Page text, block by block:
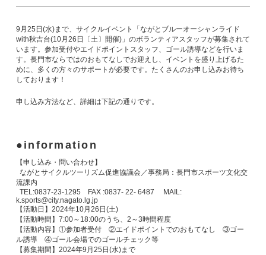
9月25日(水)まで、サイクルイベント「ながとブルーオーシャンライド
with秋吉台(10月26日〔土〕開催)」のボランティアスタッフが募集されて
います。参加受付やエイドポイントスタッフ、ゴール誘導などを行いま
す。長門市ならではのおもてなしでお迎えし、イベントを盛り上げるた
めに、多くの方々のサポートが必要です。たくさんのお申し込みお待ち
しております！
申し込み方法など、詳細は下記の通りです。
information
【申し込み・問い合わせ】
ながとサイクルツーリズム促進協議会／事務局：長門市スポーツ文化交
流課内
TEL:0837-23-1295 FAX :0837- 22- 6487 MAIL:
k.sports@city.nagato.lg.jp
【活動日】2024年10月26日(土)
【活動時間】7:00～18:00のうち、2～3時間程度
【活動内容】①参加者受付 ②エイドポイントでのおもてなし ③ゴー
ル誘導 ④ゴール会場でのゴールチェック等
【募集期間】2024年9月25日(水)まで